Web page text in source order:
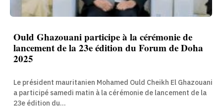
Ould Ghazouani participe à la cérémonie de
lancement de la 23e édition du Forum de Doha
2025
Le président mauritanien Mohamed Ould Cheikh El Ghazouani
a participé samedi matin à la cérémonie de lancement de la
23e édition du...